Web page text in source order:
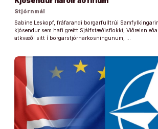
Stjórnmál
Sabine Leskopf, fráfarandi borgarfulltrúi
kjósendur sem hafi greitt Sjálfstæðisflokki, Viðreisn
atkvæði sitt í borgarstjórnarkosningunum, …